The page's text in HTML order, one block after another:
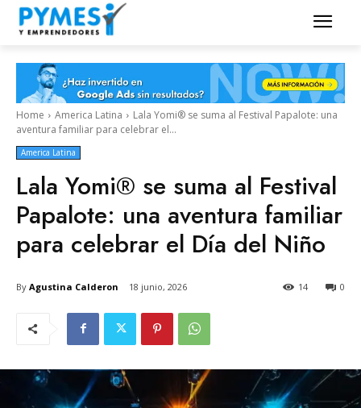
Home America Latina
Lala Yomi® se suma al Festival Papalote: una
aventura familiar para celebrar el...
America Latina
Lala Yomi® se suma al Festival
Papalote: una aventura familiar
para celebrar el Día del Niño
By Agustina Calderon 18 junio, 2026 0
14